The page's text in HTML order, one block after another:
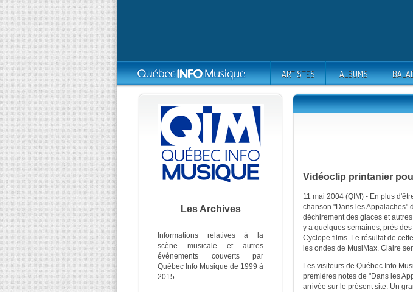
ARTISTES ALBUMS
Les Archives
Informations relatives à la
scène musicale et autres
événements couverts par
Québec Info Musique de 1999 à
2015.
Vidéoclip printanier
11 mai 2004 (QIM) - En plus
chanson "Dans les Appalaches"
déchirement des glaces et
y a quelques semaines, près
Cyclope films. Le résultat de
les ondes de MusiMax. Claire
Les visiteurs de Québec Info
premières notes de "Dans les
arrivée sur le présent site. Un